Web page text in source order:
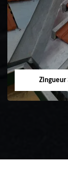
31
Zingueur